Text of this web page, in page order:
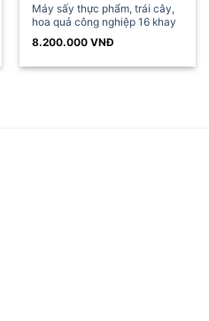
Máy sấy thực phẩm, trái cây,
hoa quả công nghiệp 16 khay
8.200.000VNĐ